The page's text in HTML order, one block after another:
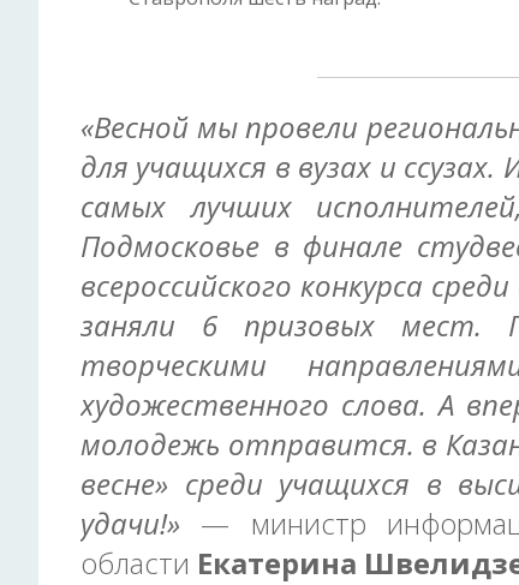
«Весной мы провели
для учащихся в вузах и
самых лучших
Подмосковье в финале
всероссийского конкурса
заняли 6 призовых мест.
творческими
художественного слова. А
молодежь отправится. в
весне» среди учащихся в
удачи!» — министр
области Екатерина